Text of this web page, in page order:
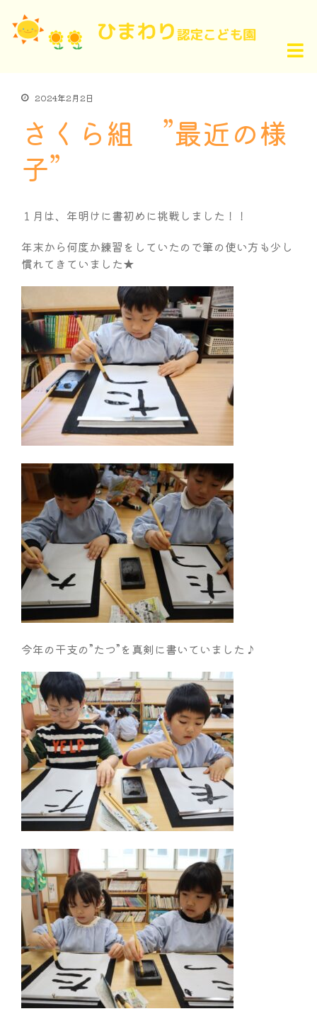
2024年2月2日
さくら組 ”最近の様
子”
１月は、年明けに書初めに挑戦しました！！
年末から何度か練習をしていたので筆の使い方も少し
慣れてきていました★
今年の干支の”たつ”を真剣に書いていました♪